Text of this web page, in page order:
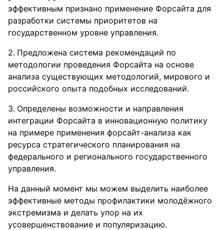
эффективным признано применение Форсайта для
разработки системы приоритетов на
государственном уровне управления.
Предложена система рекомендаций по
методологии проведения Форсайта на основе
анализа существующих методологий, мирового и
российского опыта подобных исследований.
Определены возможности и направления
интеграции Форсайта в инновационную политику
на примере применения форсайт-анализа как
ресурса стратегического планирования на
федерального и регионального государственного
управления.
На данный момент мы можем выделить наиболее
эффективные методы профилактики молодёжного
экстремизма и делать упор на их
усовершенствование и популяризацию.